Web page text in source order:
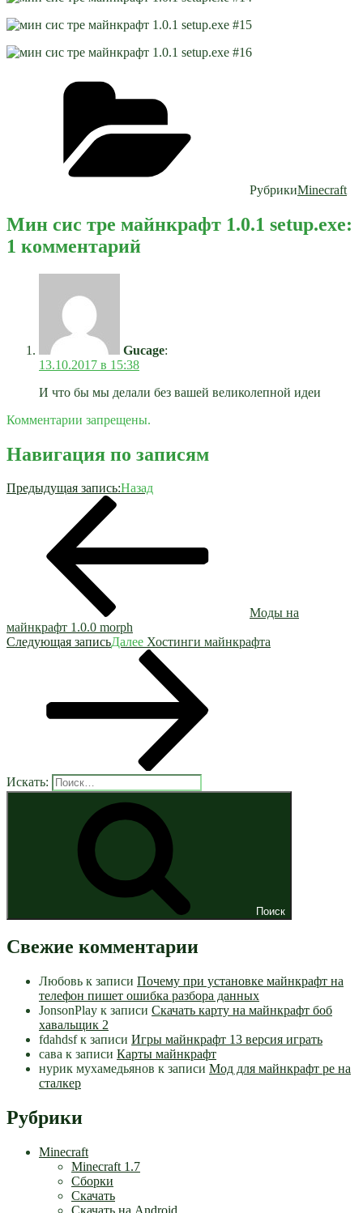
РубрикиMinecraft
Мин сис тре майнкрафт 1.0.1 setup.exe:
1 комментарий
Gucage:
13.10.2017 в 15:38
И что бы мы делали без вашей великолепной идеи
Комментарии запрещены.
Навигация по записям
Предыдущая запись:Назад
Моды на
майнкрафт 1.0.0 morph
Следующая записьДалее Хостинги майнкрафта
Искать:
Поиск
Свежие комментарии
Любовь к записи Почему при установке майнкрафт на
телефон пишет ошибка разбора данных
JonsonPlay к записи Скачать карту на майнкрафт боб
хавальщик 2
fdahdsfк записи Игры майнкрафт 13 версия играть
сава к записи Карты майнкрафт
нурик мухамедьянов к записи Мод для майнкрафт pe на
сталкер
Рубрики
Minecraft
Minecraft 1.7
Сборки
Скачать
Скачать на Android